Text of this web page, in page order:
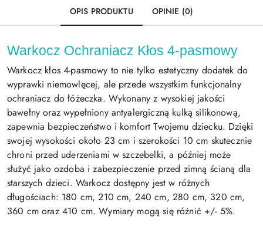
OPIS PRODUKTU OPINIE (0)
Warkocz Ochraniacz Kłos 4-pasmowy
Warkocz kłos 4-pasmowy to nie tylko estetyczny dodatek do
wyprawki niemowlęcej, ale przede wszystkim funkcjonalny
ochraniacz do łóżeczka. Wykonany z wysokiej jakości
bawełny oraz wypełniony antyalergiczną kulką silikonową,
zapewnia bezpieczeństwo i komfort Twojemu dziecku. Dzięki
swojej wysokości około 23 cm i szerokości 10 cm skutecznie
chroni przed uderzeniami w szczebelki, a później może
służyć jako ozdoba i zabezpieczenie przed zimną ścianą dla
starszych dzieci. Warkocz dostępny jest w różnych
długościach: 180 cm, 210 cm, 240 cm, 280 cm, 320 cm,
360 cm oraz 410 cm. Wymiary mogą się różnić +/- 5%.